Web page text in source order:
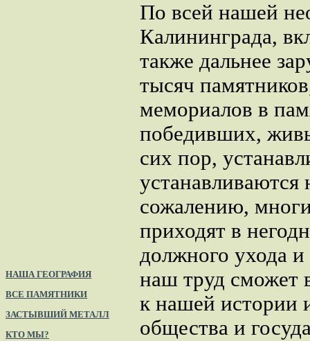
НАША ГЕОГРАФИЯ
ВСЕ ПАМЯТНИКИ
ЗАСТЫВШИЙ МЕТАЛЛ
КТО МЫ?
По всей нашей
Калининграда,
также дальнее
тысяч
мемориалов в
победивших,
сих пор,
сожалению,
приходят в
должного ухода
наш труд сможет
к нашей истории
общества и